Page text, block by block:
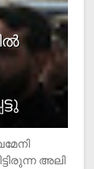
അലി